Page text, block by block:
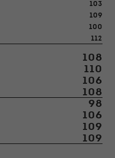
103
109
100
112
108
110
106
108
98
106
109
109